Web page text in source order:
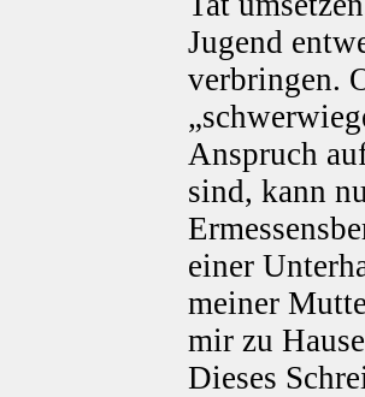
Jugend
verbringen.
Anspruch
sind, kann
einer
meiner
mir zu
Dieses